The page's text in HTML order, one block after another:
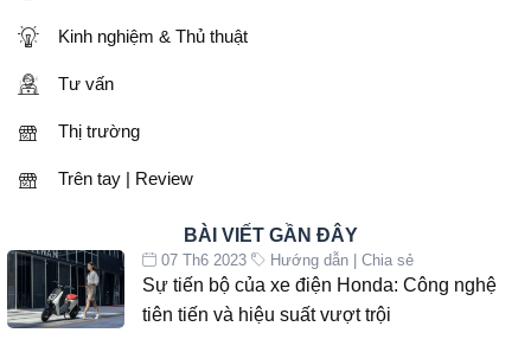
Kinh nghiệm & Thủ thuật
Tư vấn
Thị trường
Trên tay | Review
BÀI VIẾT GẦN ĐÂY
07 Th6 2023 Hướng dẫn | Chia sẻ
Sự tiến bộ của xe điện Honda: Công nghệ
tiên tiến và hiệu suất vượt trội